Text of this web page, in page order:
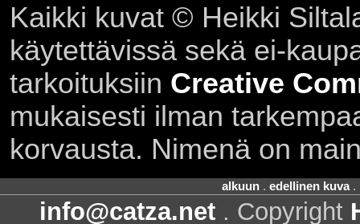
Kaikki kuvat © Heikki
käytettävissä sekä ei-
tarkoituksiin Creative
mukaisesti ilman
korvausta. Nimenä on
alkuun. edellinen kuva.
info@catza.net . Copyright